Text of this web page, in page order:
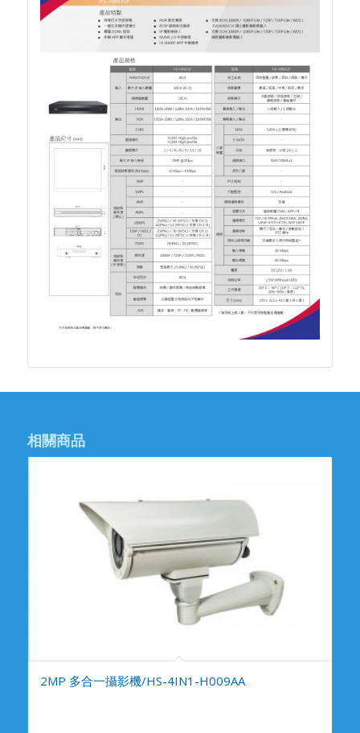
相關商品
2MP 多合一攝影機/HS-4IN1-H009AA